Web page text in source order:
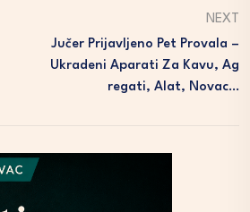
NEXT
Jučer Prijavljeno Pet Provala –
Ukradeni Aparati Za Kavu, Ag
Regati, Alat, Novac…